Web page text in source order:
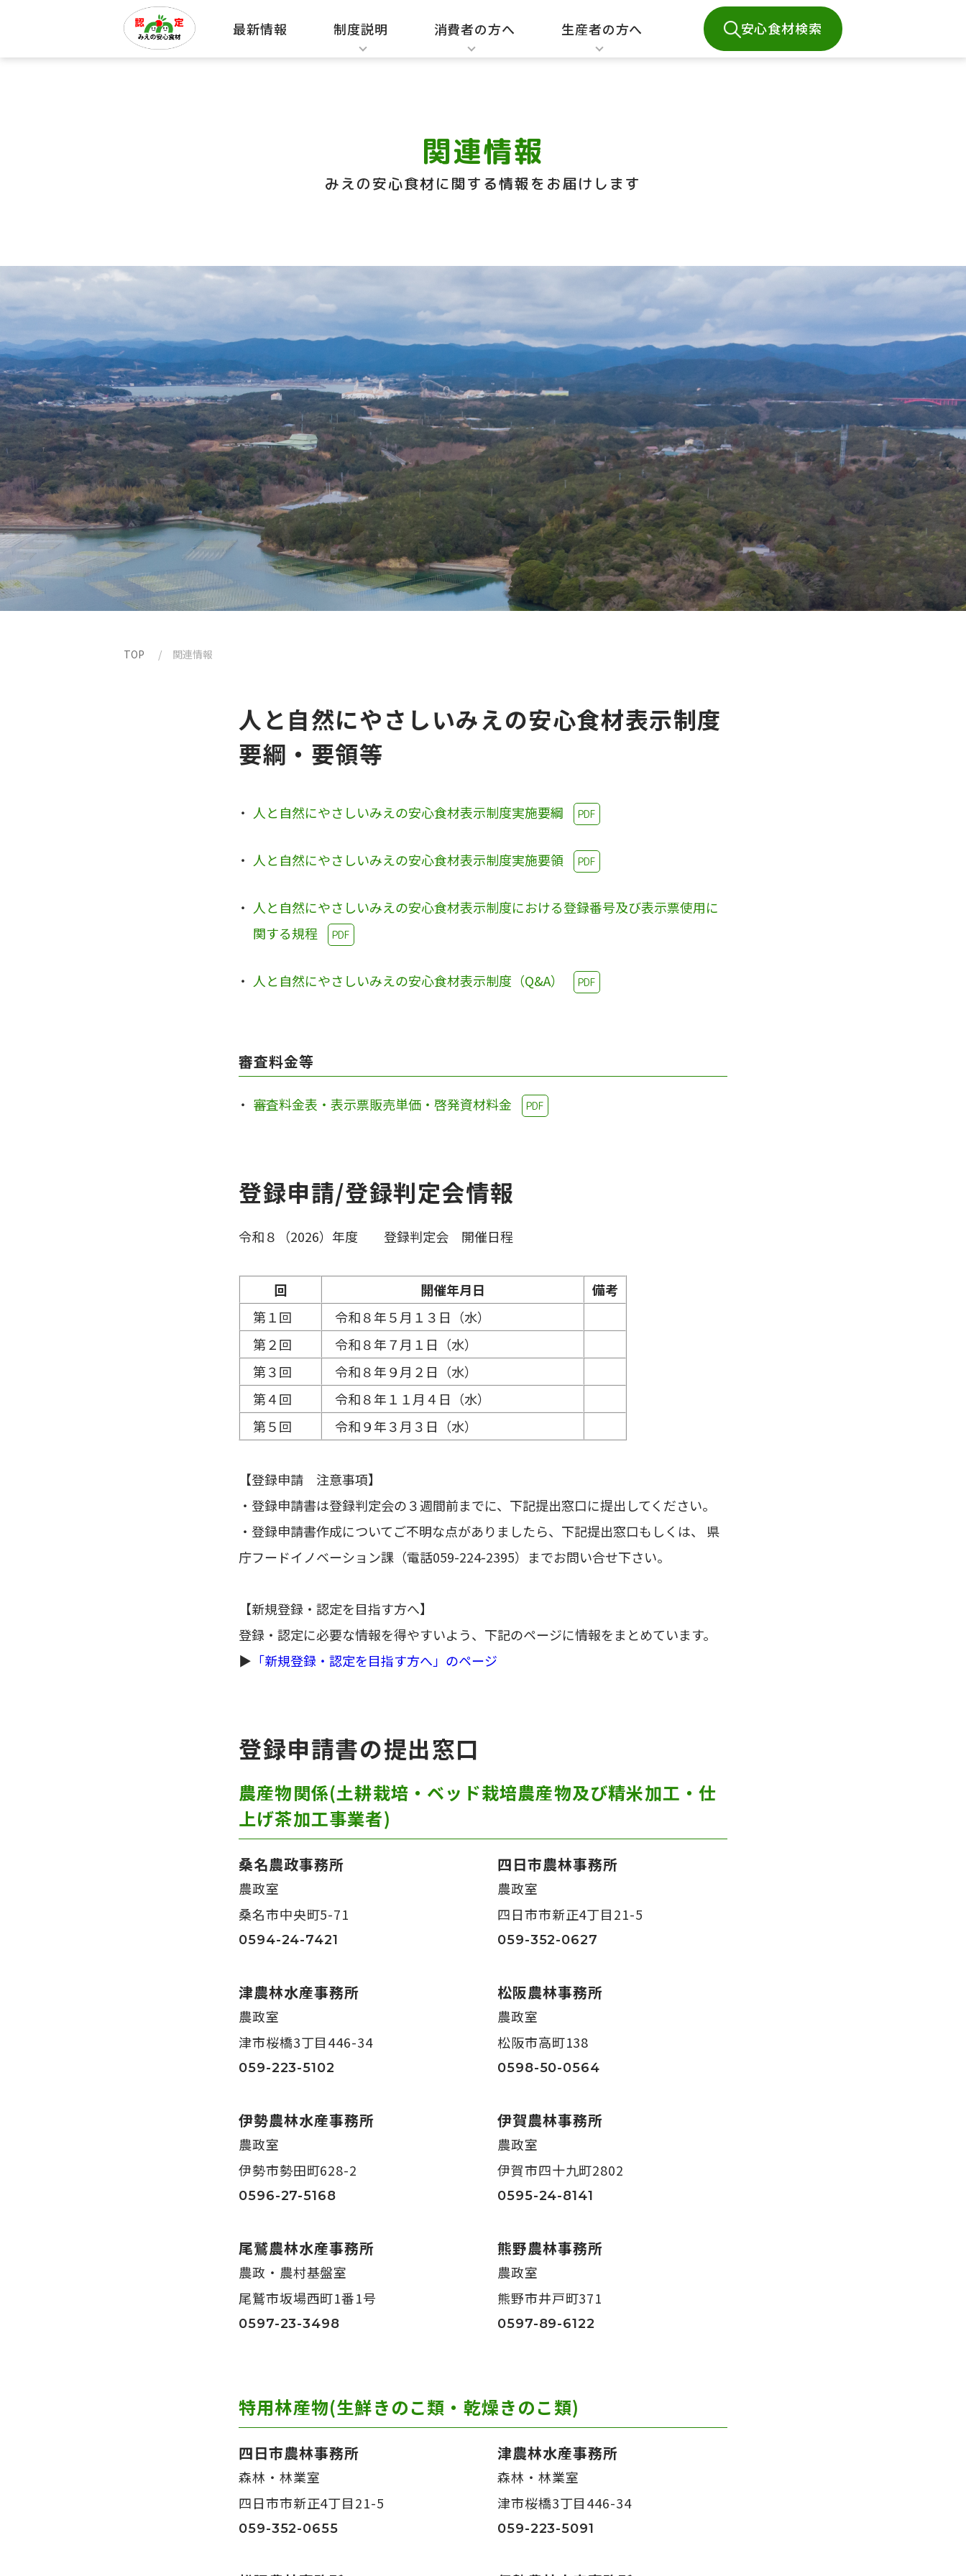
最新情報 制度説明
みえの安心食材の特徴
環境に配慮した取組
消費者の方へ
生産者紹介動画・時短レシピ
安心食材検索
収穫・出荷カレンダー
生産者の方へ
生産情報管理システム
表示制度の概要
登録・認定基準について
登録認定申請様式について
管理記録・実績報告書等様式
関連情報・登録申請 登録判定情報
安心食材検索
関連情報
みえの安心食材に関する情報をお届けします
TOP 関連情報
人と自然にやさしいみえの安心食材表示制度
要綱・要領等
人と自然にやさしいみえの安心食材表示制度実施要綱 PDF
人と自然にやさしいみえの安心食材表示制度実施要領 PDF
人と自然にやさしいみえの安心食材表示制度における登録番号及び表示票使用に
関する規程
PDF
人と自然にやさしいみえの安心食材表示制度（Q&A） PDF
審査料金等
審査料金表・表示票販売単価・啓発資材料金 PDF
登録申請/登録判定会情報
令和８（2026）年度 登録判定会 開催日程
回 開催年月日
備考
第１回
令和８年５月１３日（水）
第２回
令和８年７月１日（水）
第３回
令和８年９月２日（水）
第４回
令和８年１１月４日（水）
第５回
令和９年３月３日（水）
【登録申請 注意事項】
・登録申請書は登録判定会の３週間前までに、下記提出窓口に提出してください。
・登録申請書作成についてご不明な点がありましたら、下記提出窓口もしくは、 県
庁フードイノベーション課（電話059-224-2395）までお問い合せ下さい。
【新規登録・認定を目指す方へ】
登録・認定に必要な情報を得やすいよう、下記のページに情報をまとめています。
▶ 「新規登録・認定を目指す方へ」のページ
登録申請書の提出窓口
農産物関係(土耕栽培・ベッド栽培農産物及び精米加工・仕
上げ茶加工事業者)
桑名農政事務所
農政室
桑名市中央町5-71
0594-24-7421
四日市農林事務所
農政室
四日市市新正4丁目21-5
059-352-0627
津農林水産事務所
農政室
津市桜橋3丁目446-34
059-223-5102
松阪農林事務所
農政室
松阪市高町138
0598-50-0564
伊勢農林水産事務所
農政室
伊勢市勢田町628-2
0596-27-5168
伊賀農林事務所
農政室
伊賀市四十九町2802
0595-24-8141
尾鷲農林水産事務所
農政・農村基盤室
尾鷲市坂場西町1番1号
0597-23-3498
熊野農林事務所
農政室
熊野市井戸町371
0597-89-6122
特用林産物(生鮮きのこ類・乾燥きのこ類)
四日市農林事務所
森林・林業室
四日市市新正4丁目21-5
059-352-0655
津農林水産事務所
森林・林業室
津市桜橋3丁目446-34
059-223-5091